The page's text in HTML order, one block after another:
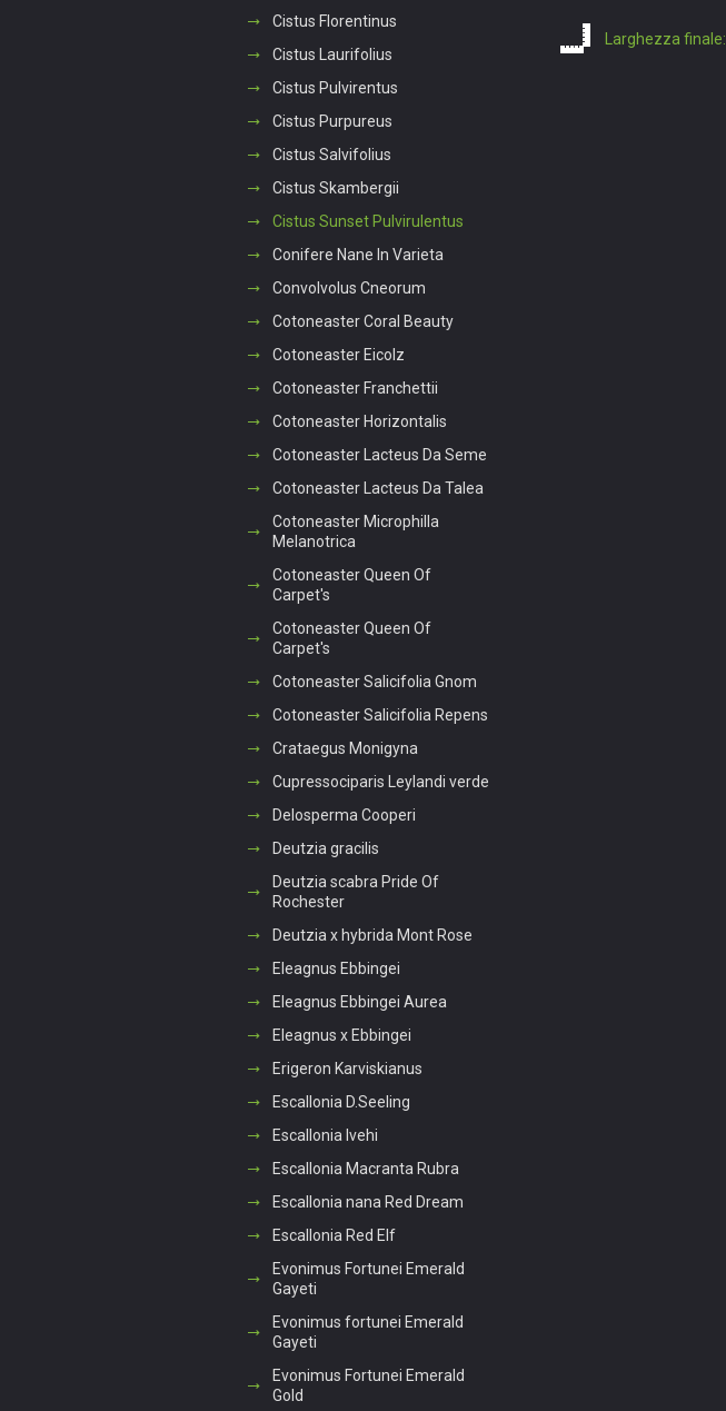
Cistus Florentinus
Cistus Laurifolius
Cistus Pulvirentus
Cistus Purpureus
Cistus Salvifolius
Cistus Skambergii
Cistus Sunset Pulvirulentus
Conifere Nane In Varieta
Convolvolus Cneorum
Cotoneaster Coral Beauty
Cotoneaster Eicolz
Cotoneaster Franchettii
Cotoneaster Horizontalis
Cotoneaster Lacteus Da Seme
Cotoneaster Lacteus Da Talea
Cotoneaster Microphilla
Melanotrica
Cotoneaster Queen Of
Carpet's
Cotoneaster Queen Of
Carpet's
Cotoneaster Salicifolia Gnom
Cotoneaster Salicifolia Repens
Crataegus Monigyna
Cupressociparis Leylandi verde
Delosperma Cooperi
Deutzia gracilis
Deutzia scabra Pride Of
Rochester
Deutzia x hybrida Mont Rose
Eleagnus Ebbingei
Eleagnus Ebbingei Aurea
Eleagnus x Ebbingei
Erigeron Karviskianus
Escallonia D.Seeling
Escallonia Ivehi
Escallonia Macranta Rubra
Escallonia nana Red Dream
Escallonia Red Elf
Evonimus Fortunei Emerald
Gayeti
Evonimus fortunei Emerald
Gayeti
Evonimus Fortunei Emerald
Gold
Larghezza finale: